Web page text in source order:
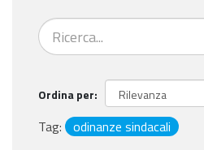
Ordina per
Tag: odinanze sindacali